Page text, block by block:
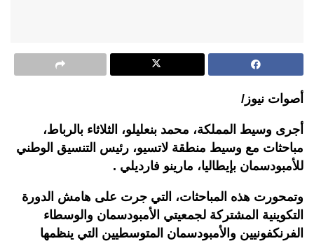
أصوات نيوز/
أجرى وسيط المملكة، محمد بنعليلو، الثلاثاء بالرباط،
مباحثات مع وسيط منطقة لاتسيو، رئيس التنسيق الوطني
للأمبودسمان بإيطاليا، مارينو فارديلي .
وتمحورت هذه المباحثات، التي جرت على هامش الدورة
التكوينية المشتركة لجمعيتي الأمبودسمان والوسطاء
الفرنكفونيين والأمبودسمان المتوسطيين التي ينظمها